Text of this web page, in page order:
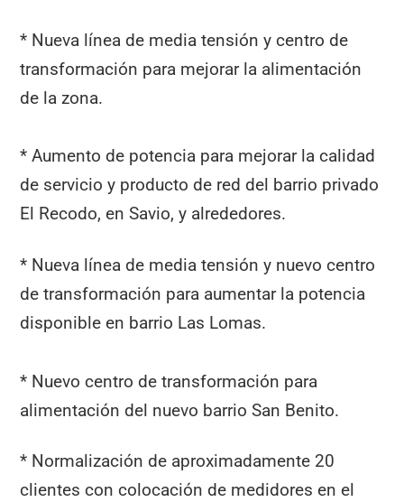
* Nueva línea de media tensión y centro de
transformación para mejorar la alimentación
de la zona.
* Aumento de potencia para mejorar la calidad
de servicio y producto de red del barrio privado
El Recodo, en Savio, y alrededores.
* Nueva línea de media tensión y nuevo centro
de transformación para aumentar la potencia
disponible en barrio Las Lomas.
* Nuevo centro de transformación para
alimentación del nuevo barrio San Benito.
* Normalización de aproximadamente 20
clientes con colocación de medidores en el